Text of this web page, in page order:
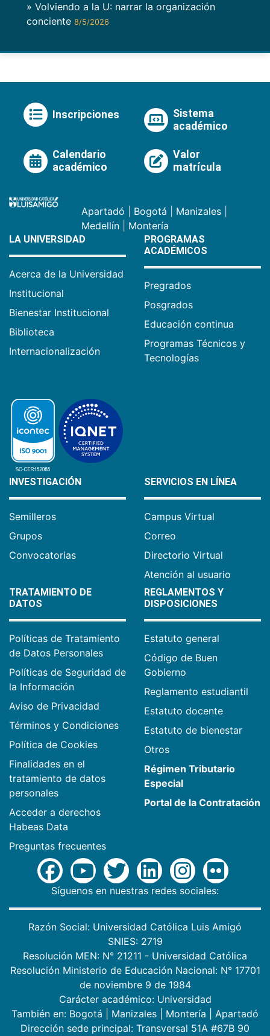
» Volviendo a la U: narrar la organización
conciente 8/5/2026
Inscripciones
Sistema
académico
Calendario
académico
Valor
matrícula
Apartadó Bogotá Manizales
Medellín
Montería
LA UNIVERSIDAD
Acerca de la Universidad
Institucional
Bienestar Institucional
Biblioteca
Internacionalización
PROGRAMAS
ACADÉMICOS
Pregrados
Posgrados
Educación continua
Programas Técnicos y
Tecnologías
INVESTIGACIÓN
Semilleros
Grupos
Convocatorias
SERVICIOS EN LÍNEA
Campus Virtual
Correo
Directorio Virtual
Atención al usuario
TRATAMIENTO DE
DATOS
Políticas de Tratamiento
de Datos Personales
Políticas de Seguridad de
la Información
Aviso de Privacidad
Términos y Condiciones
Política de Cookies
Finalidades en el
tratamiento de datos
personales
Acceder a derechos
Habeas Data
Preguntas frecuentes
REGLAMENTOS Y
DISPOSICIONES
Estatuto general
Código de Buen
Gobierno
Reglamento estudiantil
Estatuto docente
Estatuto de bienestar
Otros
Régimen Tributario
Especial
Portal de la Contratación
Síguenos en nuestras redes sociales:
Razón Social: Universidad Católica Luis Amigó
SNIES: 2719
Resolución MEN: N° 21211 - Universidad Católica
Resolución Ministerio de Educación Nacional: N° 17701
de noviembre 9 de 1984
Carácter académico: Universidad
También en: Bogotá Manizales Montería
Apartadó
Dirección sede principal: Transversal 51A #67B 90